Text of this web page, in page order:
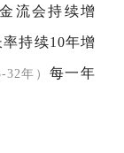
流会持续增
持续10年增
32年） 每一年